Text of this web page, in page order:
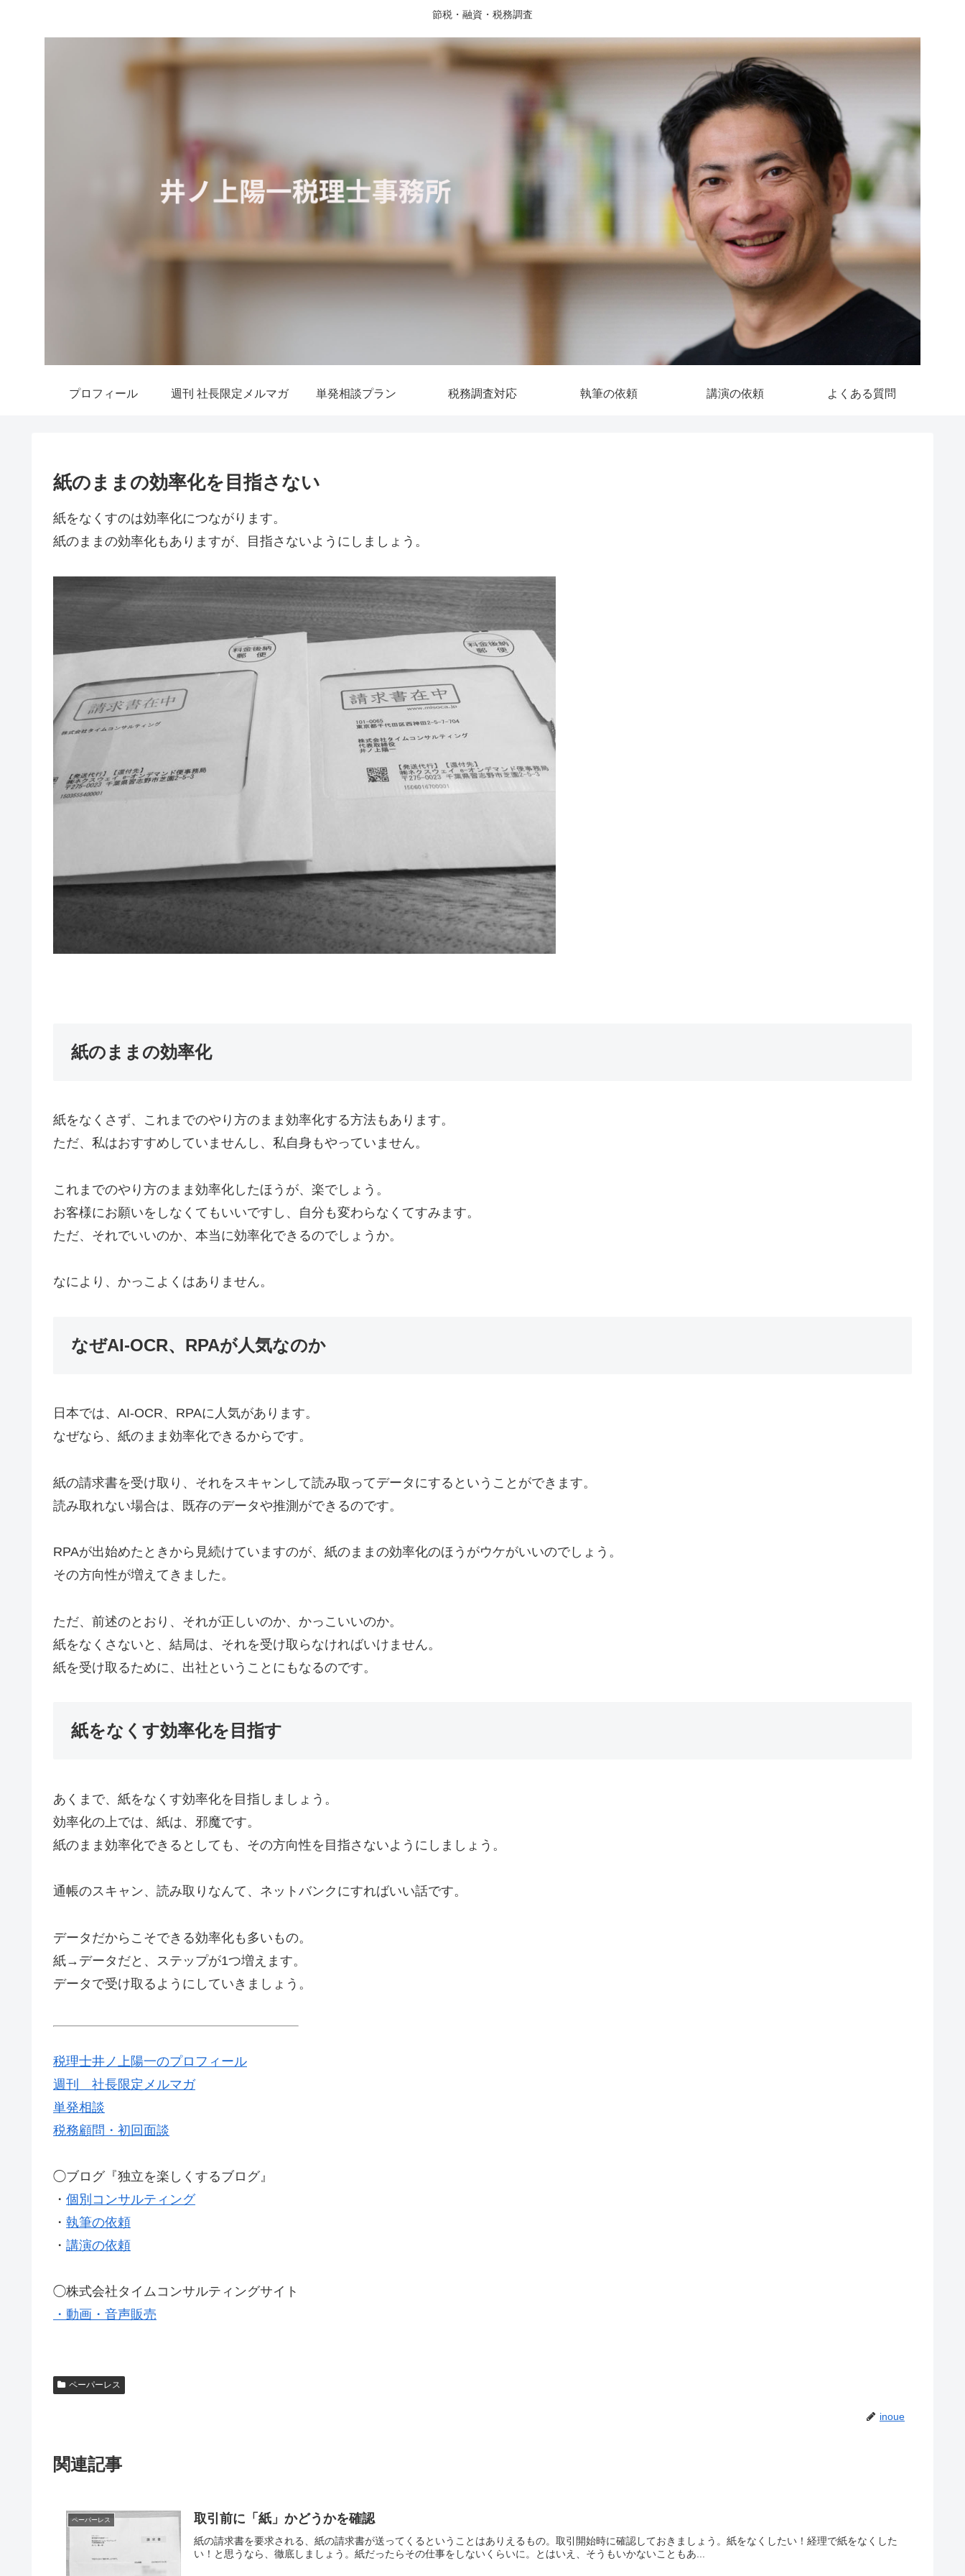
節税・融資・税務調査
プロフィール 週刊 社長限定メルマガ 単発相談プラン 税務調査対応 執筆の依頼 講演の依頼 よくある質問
紙のままの効率化を目指さない
紙をなくすのは効率化につながります。
紙のままの効率化もありますが、目指さないようにしましょう。
紙のままの効率化
紙をなくさず、これまでのやり方のまま効率化する方法もあります。
ただ、私はおすすめしていませんし、私自身もやっていません。
これまでのやり方のまま効率化したほうが、楽でしょう。
お客様にお願いをしなくてもいいですし、自分も変わらなくてすみます。
ただ、それでいいのか、本当に効率化できるのでしょうか。
なにより、かっこよくはありません。
なぜAI-OCR、RPAが人気なのか
日本では、AI-OCR、RPAに人気があります。
なぜなら、紙のまま効率化できるからです。
紙の請求書を受け取り、それをスキャンして読み取ってデータにするということができます。
読み取れない場合は、既存のデータや推測ができるのです。
RPAが出始めたときから見続けていますのが、紙のままの効率化のほうがウケがいいのでしょう。
その方向性が増えてきました。
ただ、前述のとおり、それが正しいのか、かっこいいのか。
紙をなくさないと、結局は、それを受け取らなければいけません。
紙を受け取るために、出社ということにもなるのです。
紙をなくす効率化を目指す
あくまで、紙をなくす効率化を目指しましょう。
効率化の上では、紙は、邪魔です。
紙のまま効率化できるとしても、その方向性を目指さないようにしましょう。
通帳のスキャン、読み取りなんて、ネットバンクにすればいい話です。
データだからこそできる効率化も多いもの。
紙→データだと、ステップが1つ増えます。
データで受け取るようにしていきましょう。
税理士井ノ上陽一のプロフィール
週刊 社長限定メルマガ
単発相談
税務顧問・初回面談
◯ブログ『独立を楽しくするブログ』
・ 個別コンサルティング
・ 執筆の依頼
・ 講演の依頼
◯株式会社タイムコンサルティングサイト
・動画・音声販売
ペーパーレス
inoue
関連記事
ペーパーレス 取引前に「紙」かどうかを確認
紙の請求書を要求される、紙の請求書が送ってくるということはありえるもの。取引開始時に確認しておきましょう。紙をなくしたい！経理で紙をなくした
い！と思うなら、徹底しましょう。紙だったらその仕事をしないくらいに。とはいえ、そうもいかないこともあ...